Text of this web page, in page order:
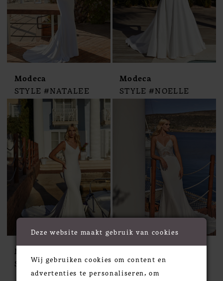
Modeca
STYLE #NATALEE
Modeca
STYLE #NOELLE
Modeca
STYLE #NOVA
STYLE #NOVELLI
Deze website maakt gebruik van cookies
Wij gebruiken cookies om content en
advertenties te personaliseren, om